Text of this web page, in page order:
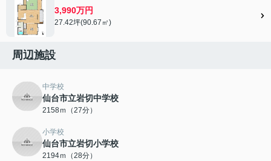
3,990万円
27.42坪(90.67㎡)
周辺施設
中学校
仙台市立岩切中学校
2158ｍ（27分）
小学校
仙台市立岩切小学校
2194ｍ（28分）